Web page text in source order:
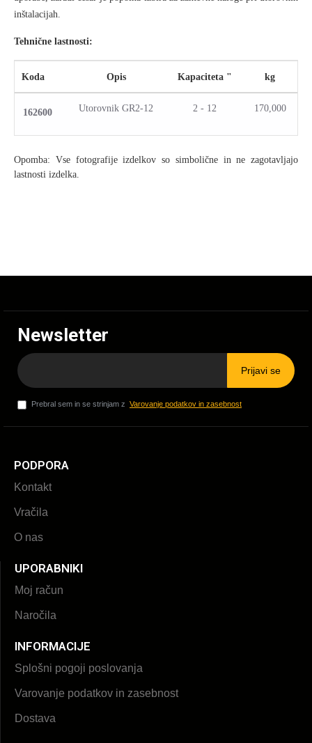
inštalacijah.
Tehnične lastnosti:
Koda Opis Kapaciteta " kg
162600 Utorovnik GR2-12 2 - 12 170,000
Opomba: Vse fotografije izdelkov so simbolične in ne zagotavljajo
lastnosti izdelka.
Newsletter
Prijavi se
Prebral sem in se strinjam z Varovanje podatkov in zasebnost
PODPORA
Kontakt
Vračila
O nas
UPORABNIKI
Moj račun
Naročila
INFORMACIJE
Splošni pogoji poslovanja
Varovanje podatkov in zasebnost
Dostava